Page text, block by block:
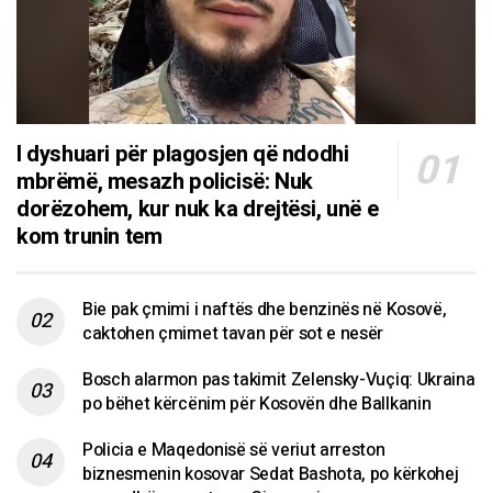
I dyshuari për plagosjen që ndodhi
mbrëmë, mesazh policisë: Nuk
dorëzohem, kur nuk ka drejtësi, unë e
kom trunin tem
Bie pak çmimi i naftës dhe benzinës në Kosovë,
caktohen çmimet tavan për sot e nesër
Bosch alarmon pas takimit Zelensky-Vuçiq: Ukraina
po bëhet kërcënim për Kosovën dhe Ballkanin
Policia e Maqedonisë së veriut arreston
biznesmenin kosovar Sedat Bashota, po kërkohej